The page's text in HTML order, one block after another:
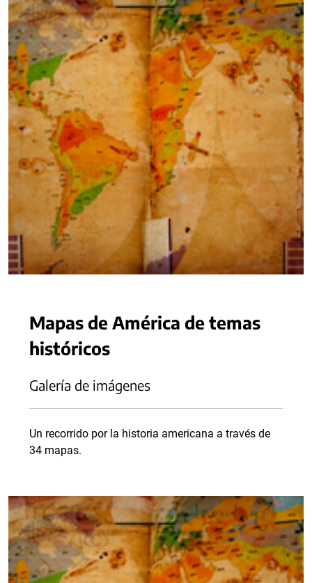
Mapas de América de temas
históricos
Galería de imágenes
Un recorrido por la historia americana a través de
34 mapas.